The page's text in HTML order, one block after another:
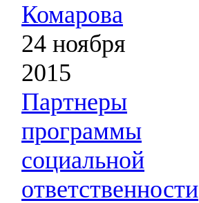
Комарова
24 ноября
2015
Партнеры
программы
социальной
ответственности